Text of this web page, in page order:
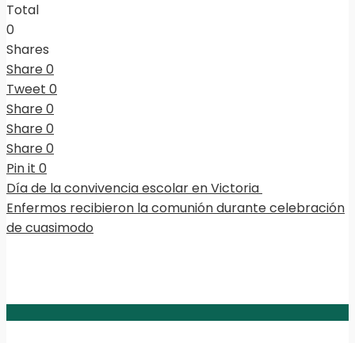
Total
0
Shares
Share0
Tweet 0
Share0
Share0
Share0
Pin it 0
Día de la convivencia escolar en Victoria
Enfermos recibieron la comunión durante celebración
de cuasimodo